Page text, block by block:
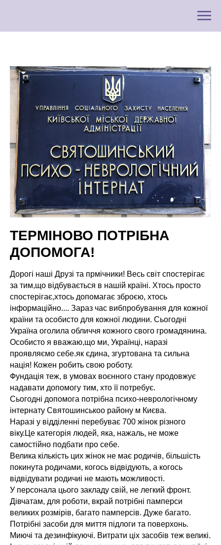
ТЕРМІНОВО ПОТРІБНА
ДОПОМОГА!
Дорогі наші Друзі та прмічники! Весь світ спостерігає
за тим,що відбувається в нашій країні. Хтось просто
спостерігає,хтось допомагає зброєю, хтось
інформаційно.... Зараз час вибпробування для кожної
країни та особисто для кожної людини. Сьогодні
Україна оголила обличчя кожного свого громадянина.
Особисто я вважаю,що ми, Українці, наразі
проявляємо себе.як єдина, згуртована та сильна
нація! Кожен робить свою роботу.
Фундація теж, в умовах воєнного стану продовжує
надавати допомогу тим, хто її потребує.
Сьогодні допомога потрібна психо-неврологічному
інтернату Святошинськоо району м Києва.
Наразі у відділенні перебуває 700 жінок різного
віку.Це категорія людей, яка, нажаль, не може
самостійно подбати про себе.
Велика кількість цих жінок не має родичів, більшість
покинута родичами, когось відвідують, а когось
відвідувати родичиі не мають можливості.
У персонала цього закладу свій, не легкий фронт.
Дівчатам, для роботи, вкрай потрібні памперси
великих розмірів, багато памперсів. Дуже багато.
Потрібні засоби для миття підлоги та поверхонь.
Миючі та дезинфікуючі. Витрати ціх засобів теж великі.